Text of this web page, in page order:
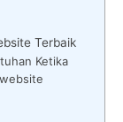
Terbaik
Ketika